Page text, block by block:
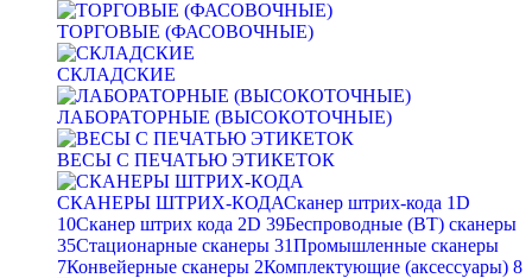
ТОРГОВЫЕ (ФАСОВОЧНЫЕ)
СКЛАДСКИЕ
ЛАБОРАТОРНЫЕ (ВЫСОКОТОЧНЫЕ)
ВЕСЫ С ПЕЧАТЬЮ ЭТИКЕТОК
СКАНЕРЫ ШТРИХ-КОДАСканер штрих-кода 1D
10Сканер штрих кода 2D 39Беспроводные (BT) сканеры
35Стационарные сканеры 31Промышленные сканеры
7Конвейерные сканеры 2Комплектующие (аксессуары) 8